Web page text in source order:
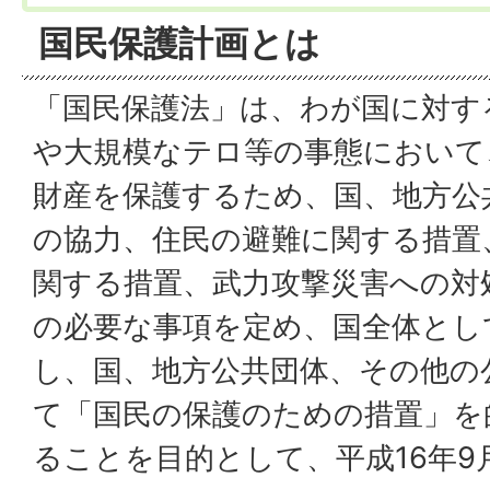
国民保護計画とは
「国民保護法」は、わが国に対
や大規模なテロ等の事態におい
財産を保護するため、国、地方
の協力、住民の避難に関する措
関する措置、武力攻撃災害への
の必要な事項を定め、国全体と
し、国、地方公共団体、その他
て「国民の保護のための措置」
ることを目的として、平成16年